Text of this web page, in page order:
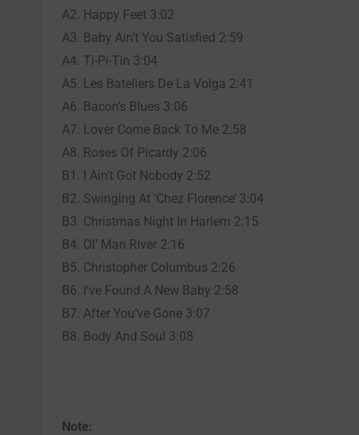
A2. Happy Feet 3:02
A3. Baby Ain’t You Satisfied 2:59
A4. Ti-Pi-Tin 3:04
A5. Les Bateliers De La Volga 2:41
A6. Bacon’s Blues 3:06
A7. Lover Come Back To Me 2:58
A8. Roses Of Picardy 2:06
B1. I Ain’t Got Nobody 2:52
B2. Swinging At ‘Chez Florence’ 3:04
B3. Christmas Night In Harlem 2:15
B4. Ol’ Man River 2:16
B5. Christopher Columbus 2:26
B6. I’ve Found A New Baby 2:58
B7. After You’ve Gone 3:07
B8. Body And Soul 3:08
Note: